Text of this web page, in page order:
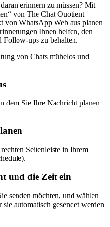
erinnern zu müssen? Mit
von The Chat Quotient
von WhatsApp Web aus planen
Ihnen helfen, den
Follow-ups zu behalten.
von Chats mühelos und
dem Sie Ihre Nachricht planen
Seitenleiste in Ihrem
und die Zeit ein
senden möchten, und wählen
automatisch gesendet werden